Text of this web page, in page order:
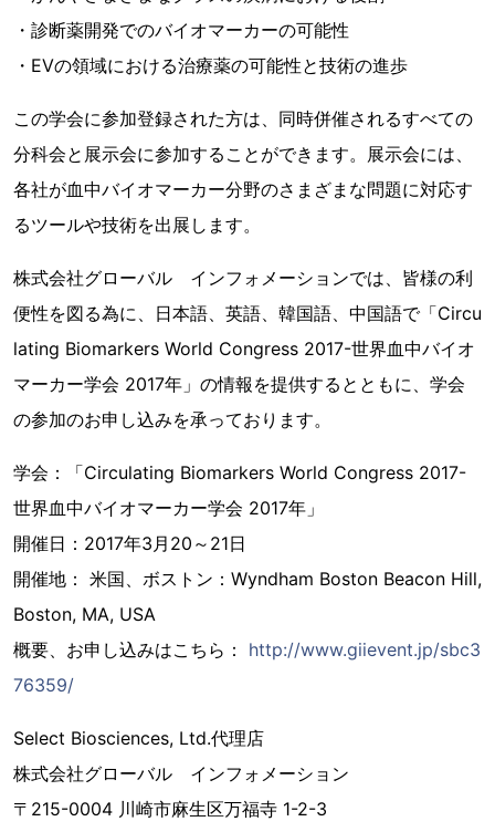
・診断薬開発でのバイオマーカーの可能性
・EVの領域における治療薬の可能性と技術の進歩
この学会に参加登録された方は、同時併催されるすべての
分科会と展示会に参加することができます。展示会には、
各社が血中バイオマーカー分野のさまざまな問題に対応す
るツールや技術を出展します。
株式会社グローバル インフォメーションでは、皆様の利
便性を図る為に、日本語、英語、韓国語、中国語で「Circu
lating Biomarkers World Congress 2017-世界血中バイオ
マーカー学会 2017年」の情報を提供するとともに、学会
の参加のお申し込みを承っております。
学会：「Circulating Biomarkers World Congress 2017-
世界血中バイオマーカー学会 2017年」
開催日：2017年3月20～21日
開催地： 米国、ボストン：Wyndham Boston Beacon Hill,
Boston, MA, USA
概要、お申し込みはこちら： http://www.giievent.jp/sbc3
76359/
Select Biosciences, Ltd.代理店
株式会社グローバル インフォメーション
〒215-0004 川崎市麻生区万福寺 1-2-3